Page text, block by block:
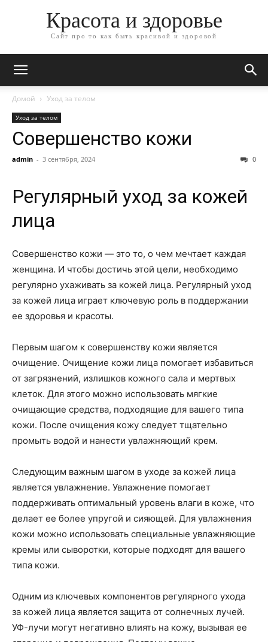
Красота и здоровье
Сайт про то как быть красивой и здоровой
Домой Уход за телом
Уход за телом
Совершенство кожи
admin - 3 сентября, 2024 0
Регулярный уход за кожей
лица
Совершенство кожи — это то, о чем мечтает каждая
женщина. И чтобы достичь этой цели, необходимо
регулярно ухаживать за кожей лица. Регулярный уход
за кожей лица играет ключевую роль в поддержании
ее здоровья и красоты.
Первым шагом к совершенству кожи является
очищение. Очищение кожи лица помогает избавиться
от загрязнений, излишков кожного сала и мертвых
клеток. Для этого можно использовать мягкие
очищающие средства, подходящие для вашего типа
кожи. После очищения кожу следует тщательно
промыть водой и нанести увлажняющий крем.
Следующим важным шагом в уходе за кожей лица
является увлажнение. Увлажнение помогает
поддерживать оптимальный уровень влаги в коже, что
делает ее более упругой и сияющей. Для увлажнения
кожи можно использовать специальные увлажняющие
кремы или сыворотки, которые подходят для вашего
типа кожи.
Одним из ключевых компонентов регулярного ухода
за кожей лица является защита от солнечных лучей.
УФ-лучи могут негативно влиять на кожу, вызывая ее